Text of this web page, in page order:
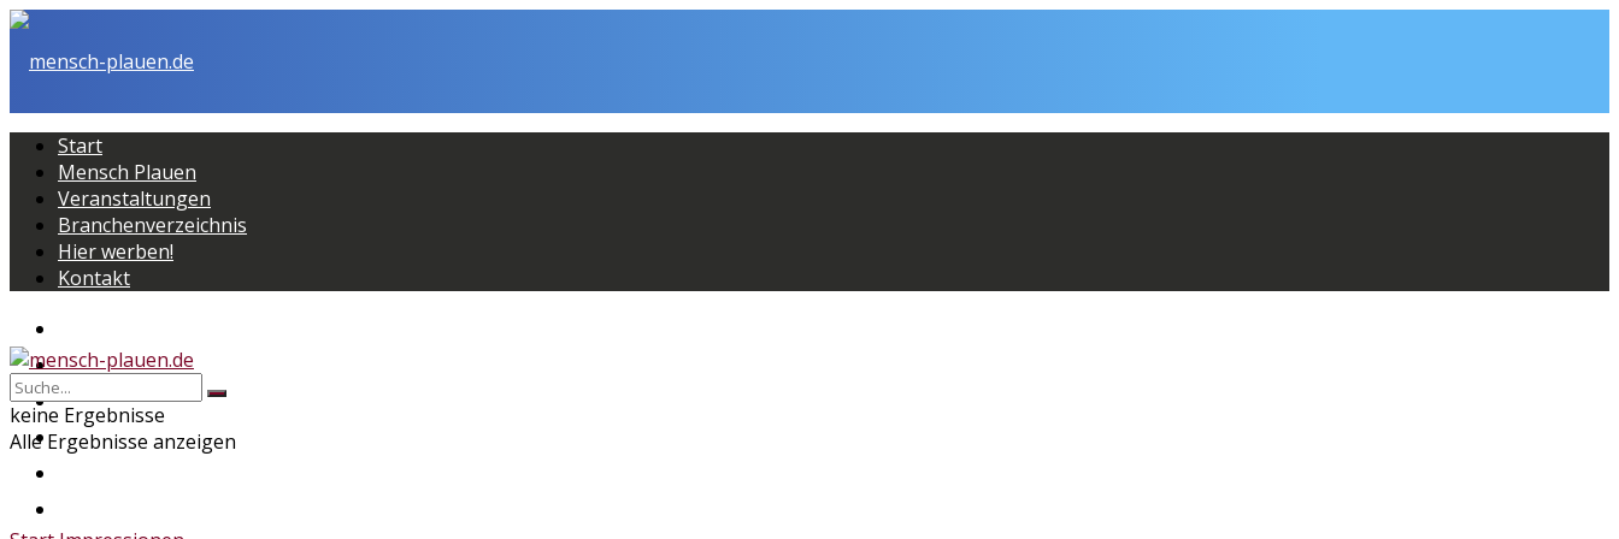
Start
Mensch Plauen
Veranstaltungen
Branchenverzeichnis
Hier werben!
Kontakt
Mensch Plauen
Veranstaltungen
Branchenverzeichnis
keine Ergebnisse
Alle Ergebnisse anzeigen